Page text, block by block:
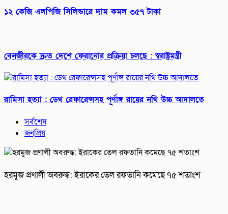
১২ কেজি এলপিজি সিলিন্ডারে দাম কমল ৩৫৭ টাকা
বেনজীরকে দ্রুত দেশে ফেরানোর প্রক্রিয়া চলছে : স্বরাষ্ট্রমন্ত্রী
রামিসা হত্যা : ডেথ রেফারেন্সসহ পূর্ণাঙ্গ রায়ের নথি উচ্চ আদালতে
সর্বশেষ
জনপ্রিয়
হরমুজ প্রণালী অবরুদ্ধ: ইরাকের তেল রফতানি কমেছে ৭৫ শতাংশ